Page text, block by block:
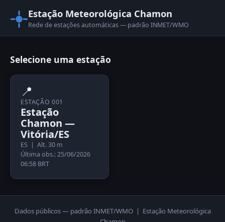
Estação Meteorológica Chamon
Rede de estações automáticas — padrão INMET/WMO
Selecione uma estação
📍
ESTAÇÃO 001
Estação
Chamon —
Vitória/ES
ES | Alt. 30 m
Última obs.: 25/06/2026
06:58 BRT
Dados públicos — padrão INMET/WMO | Estação Meteorológica